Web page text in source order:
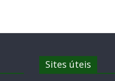
Sites úteis